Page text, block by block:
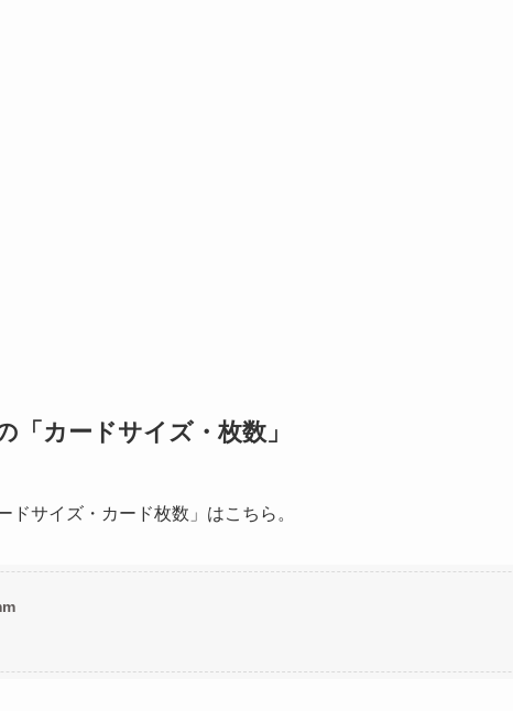
「カードサイズ・枚数」
ドサイズ・カード枚数」はこちら。